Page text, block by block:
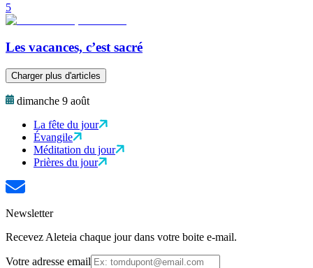
5
Les vacances, c’est sacré
Charger plus d'articles
dimanche 9 août
La fête du jour
Évangile
Méditation du jour
Prières du jour
Newsletter
Recevez Aleteia chaque jour dans votre boite e-mail.
Votre adresse email